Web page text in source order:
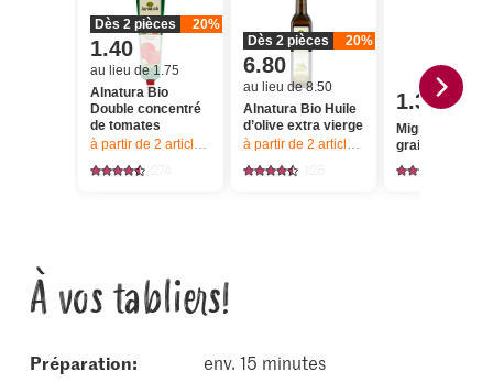
Dès 2 pièces 20%
1.40
au lieu de 1.75
Alnatura Bio
Double concentré
de tomates
à partir de 2 articles, Offre valable du 6.8 au 12.8.2026, jusqu’à
Dès 2 pièces 20%
6.80
au lieu de 8.50
Alnatura Bio Huile
d’olive extra vierge
à partir de 2 articles, Offre valable du
1.35
Migros Riz long
grain étuvé
À vos tabliers!
Préparation:
env. 15 minutes